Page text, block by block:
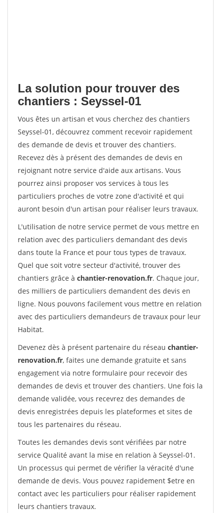
La solution pour trouver des
chantiers : Seyssel-01
Vous êtes un artisan et vous cherchez des chantiers
Seyssel-01, découvrez comment recevoir rapidement
des demande de devis et trouver des chantiers.
Recevez dès à présent des demandes de devis en
rejoignant notre service d'aide aux artisans. Vous
pourrez ainsi proposer vos services à tous les
particuliers proches de votre zone d'activité et qui
auront besoin d'un artisan pour réaliser leurs travaux.
L'utilisation de notre service permet de vous mettre en
relation avec des particuliers demandant des devis
dans toute la France et pour tous types de travaux.
Quel que soit votre secteur d'activité, trouver des
chantiers grâce à chantier-renovation.fr. Chaque jour,
des milliers de particuliers demandent des devis en
ligne. Nous pouvons facilement vous mettre en relation
avec des particuliers demandeurs de travaux pour leur
Habitat.
Devenez dès à présent partenaire du réseau chantier-
renovation.fr, faites une demande gratuite et sans
engagement via notre formulaire pour recevoir des
demandes de devis et trouver des chantiers. Une fois la
demande validée, vous recevrez des demandes de
devis enregistrées depuis les plateformes et sites de
tous les partenaires du réseau.
Toutes les demandes devis sont vérifiées par notre
service Qualité avant la mise en relation à Seyssel-01.
Un processus qui permet de vérifier la véracité d'une
demande de devis. Vous pouvez rapidement $etre en
contact avec les particuliers pour réaliser rapidement
leurs chantiers travaux.